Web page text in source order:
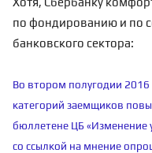
по фондированию и по
банковского сектора:
Во втором полугодии 2016
категорий заем­щиков
бюллетене ЦБ «Изменение
со ссылкой на мнение